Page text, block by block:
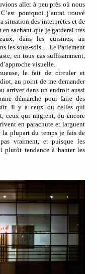
aller à peu près où nous
pourquoi j’aurai trouvé
situation des interprètes et de
sachant que je garderai très
dans les cuisines, au
les sous-sols… Le Parlement
en tous cas suffisamment,
visuelle.
le fait de circuler et
au point de me demander
arriver dans un endroit aussi
démarche pour faire des
Il y a ceux ou celles qui
ceux qui migrent, ou encore
en parachute et larguent
la plupart du temps je fais de
vraiment, et puisque les
plutôt tendance à hanter les